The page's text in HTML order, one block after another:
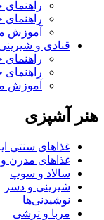
راهنمای
آموزش
قنادی و
راهنمای
آموزش
هنر آشپزی
غذاهای سنتی
غذاهای مدرن و
سالاد و سوپ
شیرینی و دسر
نوشیدنی‌ها
مربا و ترشی